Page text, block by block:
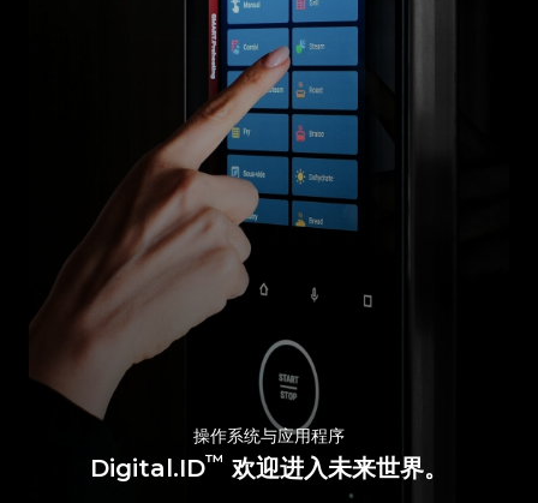
操作系统与应用程序
Digital.ID™ 欢迎进入未来世界。